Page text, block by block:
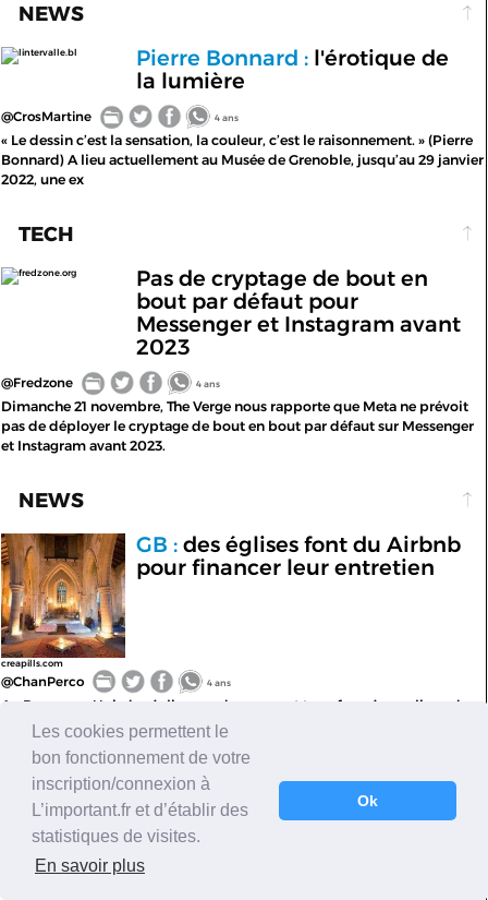
NEWS
lintervalle.bl Pierre Bonnard :l'érotique de
la lumière
@CrosMartine 4 ans
« Le dessin c’est la sensation, la couleur, c’est le raisonnement. » (Pierre
Bonnard) A lieu actuellement au Musée de Grenoble, jusqu’au 29 janvier
2022, une ex
TECH
fredzone.org
Pas de cryptage de bout en
bout par défaut pour
Messenger et Instagram avant
2023
@Fredzone 4 ans
Dimanche 21 novembre, The Verge nous rapporte que Meta ne prévoit
pas de déployer le cryptage de bout en bout par défaut sur Messenger
et Instagram avant 2023.
NEWS
creapills.com
GB :des églises font du Airbnb
pour financer leur entretien
@ChanPerco 4 ans
Au Royaume-Uni, des églises en danger sont transformées en lieux de
camping pour financer leur entretien et reconstruction.
NEWS
washingtonpost Philippines :
Apollo Carreon
Quiboloy, le fondateur d'une
méga-église a forcé des filles
Les cookies permettent le
bon fonctionnement de votre
inscription/connexion à
L’important.fr et d’établir des
statistiques de visites.
En savoir plus
Ok